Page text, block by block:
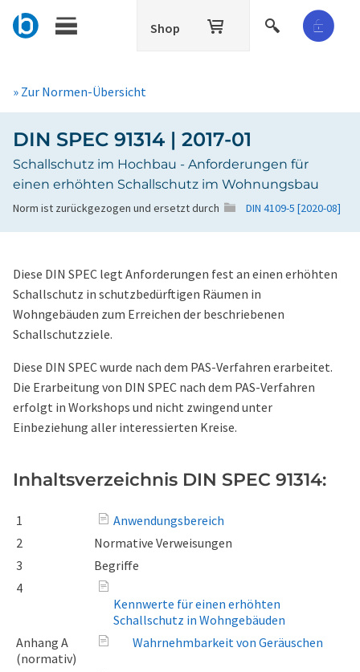
Shop
» Zur Normen-Übersicht
DIN SPEC 91314 | 2017-01
Schallschutz im Hochbau - Anforderungen für
einen erhöhten Schallschutz im Wohnungsbau
Norm ist zurückgezogen und ersetzt durch DIN 4109-5 [2020-08]
Diese DIN SPEC legt Anforderungen fest an einen erhöhten
Schallschutz in schutzbedürftigen Räumen in
Wohngebäuden zum Erreichen der beschriebenen
Schallschutzziele.
Diese DIN SPEC wurde nach dem PAS-Verfahren erarbeitet.
Die Erarbeitung von DIN SPEC nach dem PAS-Verfahren
erfolgt in Workshops und nicht zwingend unter
Einbeziehung aller interessierten Kreise.
Inhaltsverzeichnis DIN SPEC 91314:
1
Anwendungsbereich
2
Normative Verweisungen
3
Begriffe
4
Kennwerte für einen erhöhten
Schallschutz in Wohngebäuden
Anhang A
(normativ)
Wahrnehmbarkeit von Geräuschen